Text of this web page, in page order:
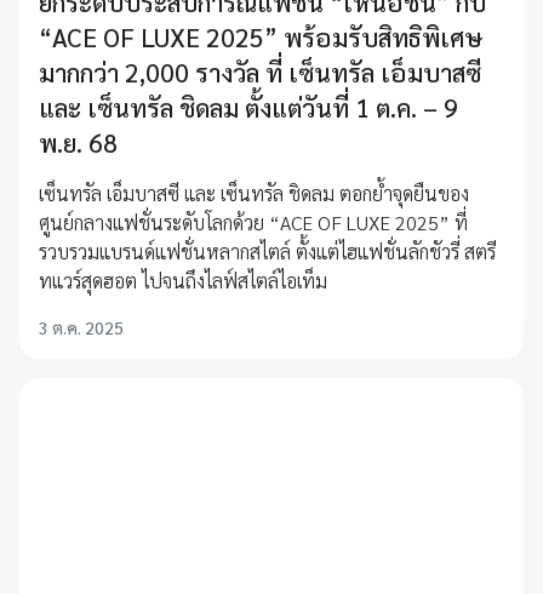
“ACE OF LUXE 2025” พร้อมรับสิทธิพิเศษ
มากกว่า 2,000 รางวัล ที่ เซ็นทรัล เอ็มบาสซี
และ เซ็นทรัล ชิดลม ตั้งแต่วันที่ 1 ต.ค. – 9
พ.ย. 68
เซ็นทรัล เอ็มบาสซี และ เซ็นทรัล ชิดลม ตอกย้ำจุดยืนของ
ศูนย์กลางแฟชั่นระดับโลกด้วย “ACE OF LUXE 2025” ที่
รวบรวมแบรนด์แฟชั่นหลากสไตล์ ตั้งแต่ไฮแฟชั่นลักชัวรี่ สตรี
ทแวร์สุดฮอต ไปจนถึงไลฟ์สไตล์ไอเท็ม
3 ต.ค. 2025